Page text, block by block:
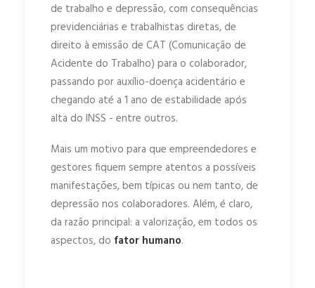
de trabalho e depressão, com consequências
previdenciárias e trabalhistas diretas, de
direito à emissão de CAT (Comunicação de
Acidente do Trabalho) para o colaborador,
passando por auxílio-doença acidentário e
chegando até a 1 ano de estabilidade após
alta do INSS - entre outros.
Mais um motivo para que empreendedores e
gestores fiquem sempre atentos a possíveis
manifestações, bem típicas ou nem tanto, de
depressão nos colaboradores. Além, é claro,
da razão principal: a valorização, em todos os
aspectos, do fator humano.